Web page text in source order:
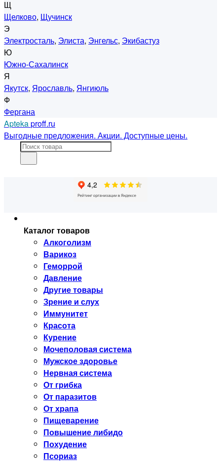
Щ
Щелково, Щучинск
Э
Электросталь, Элиста, Энгельс, Экибастуз
Ю
Южно-Сахалинск
Я
Якутск, Ярославль, Янгиюль
Ф
Фергана
Aptekaproff.ru
Выгодные предложения. Акции. Доступные цены.
Каталог товаров
Алкоголизм
Варикоз
Геморрой
Давление
Другие товары
Зрение и слух
Иммунитет
Красота
Курение
Мочеполовая система
Мужское здоровье
Нервная система
От грибка
От паразитов
От храпа
Пищеварение
Повышение либидо
Похудение
Псориаз